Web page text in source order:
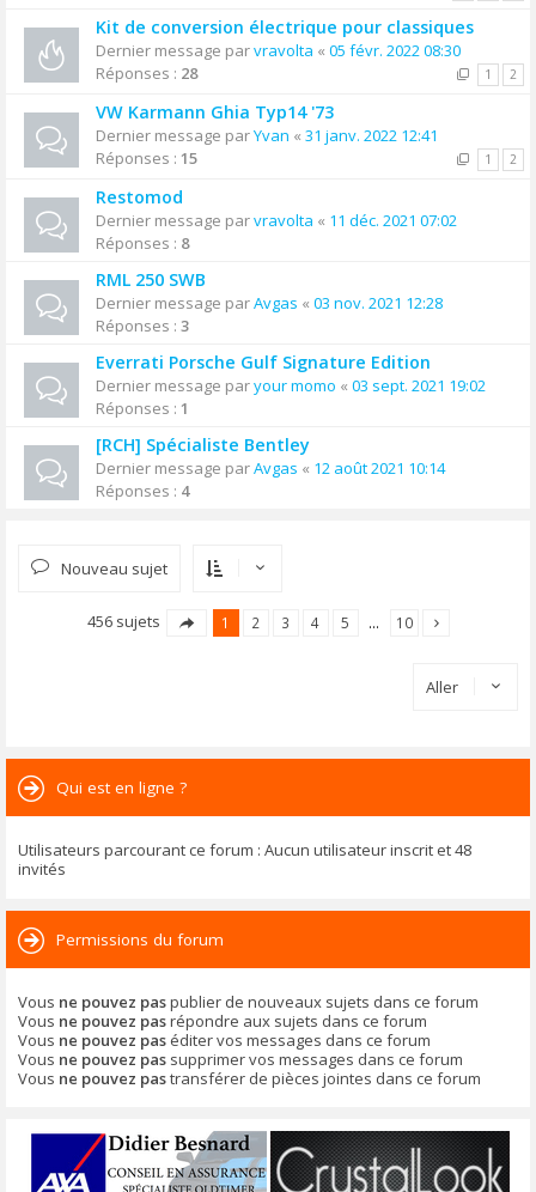
Kit de conversion électrique pour classiques
Dernier message parvravolta « 05 févr. 2022 08:30
Réponses : 28 1 2
VW Karmann Ghia Typ14 '73
Dernier message parYvan « 31 janv. 2022 12:41
Réponses : 15 1 2
Restomod
Dernier message parvravolta « 11 déc. 2021 07:02
Réponses : 8
RML 250 SWB
Dernier message parAvgas « 03 nov. 2021 12:28
Réponses : 3
Everrati Porsche Gulf Signature Edition
Dernier message paryour momo « 03 sept. 2021 19:02
Réponses : 1
[RCH] Spécialiste Bentley
Dernier message parAvgas « 12 août 2021 10:14
Réponses : 4
Nouveau sujet
456 sujets 1 2 3 4 5 … 10
Aller
Qui est en ligne ?
Utilisateurs parcourant ce forum : Aucun utilisateur inscrit et 48
invités
Permissions du forum
Vous ne pouvez paspublier de nouveaux sujets dans ce forum
Vous ne pouvez pasrépondre aux sujets dans ce forum
Vous ne pouvez pas éditer vos messages dans ce forum
Vous ne pouvez pas supprimer vos messages dans ce forum
Vous ne pouvez pastransférer de pièces jointes dans ce forum